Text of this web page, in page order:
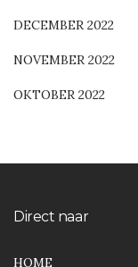
DECEMBER 2022
NOVEMBER 2022
OKTOBER 2022
Direct naar
HOME